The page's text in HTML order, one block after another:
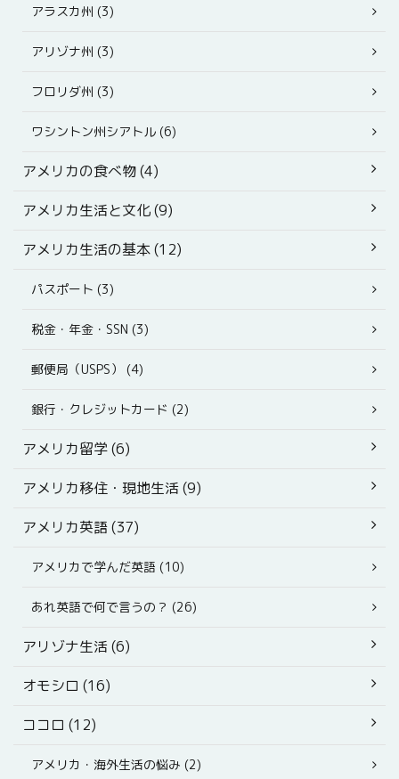
アラスカ州 (3)
アリゾナ州 (3)
フロリダ州 (3)
ワシントン州シアトル (6)
アメリカの食べ物 (4)
アメリカ生活と文化 (9)
アメリカ生活の基本 (12)
パスポート (3)
税金・年金・SSN (3)
郵便局（USPS） (4)
銀行・クレジットカード (2)
アメリカ留学 (6)
アメリカ移住・現地生活 (9)
アメリカ英語 (37)
アメリカで学んだ英語 (10)
あれ英語で何で言うの？ (26)
アリゾナ生活 (6)
オモシロ (16)
ココロ (12)
アメリカ・海外生活の悩み (2)